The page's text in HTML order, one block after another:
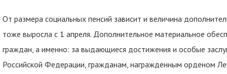
От размера социальных пенсий зависит и величина
тоже выросла с 1 апреля. Дополнительное материальное
граждан, а именно: за выдающиеся достижения и особые
Российской Федерации, гражданам, награжденным орденом